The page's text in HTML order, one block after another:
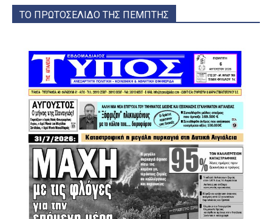
ΤΟ ΠΡΩΤΟΣΕΛΙΔΟ ΤΗΣ ΠΕΜΠΤΗΣ